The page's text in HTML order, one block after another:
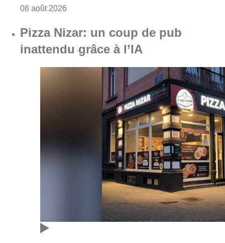
08 août 2026
Pizza Nizar: un coup de pub
inattendu grâce à l’IA